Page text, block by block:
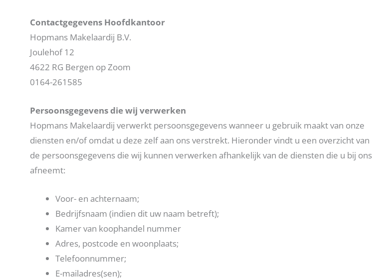
Contactgegevens Hoofdkantoor
Hopmans Makelaardij B.V.
Joulehof 12
4622 RG Bergen op Zoom
0164-261585
Persoonsgegevens die wij verwerken
Hopmans Makelaardij verwerkt persoonsgegevens wanneer u gebruik maakt van onze
diensten en/of omdat u deze zelf aan ons verstrekt. Hieronder vindt u een overzicht van
de persoonsgegevens die wij kunnen verwerken afhankelijk van de diensten die u bij ons
afneemt:
Voor- en achternaam;
Bedrijfsnaam (indien dit uw naam betreft);
Kamer van koophandel nummer
Adres, postcode en woonplaats;
Telefoonnummer;
E-mailadres(sen);